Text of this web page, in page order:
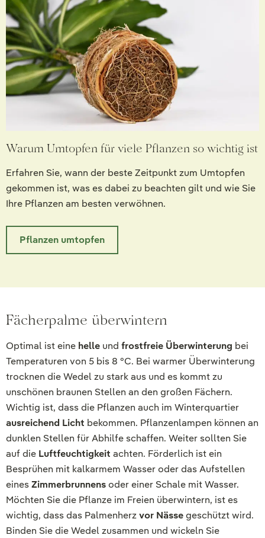
Warum Umtopfen für viele Pflanzen so wichtig ist
Erfahren Sie, wann der beste Zeitpunkt zum Umtopfen
gekommen ist, was es dabei zu beachten gilt und wie Sie
Ihre Pflanzen am besten verwöhnen.
Pflanzen umtopfen
Fächerpalme überwintern
Optimal ist eine helle und frostfreie Überwinterung bei
Temperaturen von 5 bis 8 °C. Bei warmer Überwinterung
trocknen die Wedel zu stark aus und es kommt zu
unschönen braunen Stellen an den großen Fächern.
Wichtig ist, dass die Pflanzen auch im Winterquartier
ausreichend Licht bekommen. Pflanzenlampen können an
dunklen Stellen für Abhilfe schaffen. Weiter sollten Sie
auf die Luftfeuchtigkeit achten. Förderlich ist ein
Besprühen mit kalkarmem Wasser oder das Aufstellen
einesZimmerbrunnensoder einer Schale mit Wasser.
Möchten Sie die Pflanze im Freien überwintern, ist es
wichtig, dass das Palmenherzvor Nässegeschützt wird.
Binden Sie die Wedel zusammen und wickeln Sie